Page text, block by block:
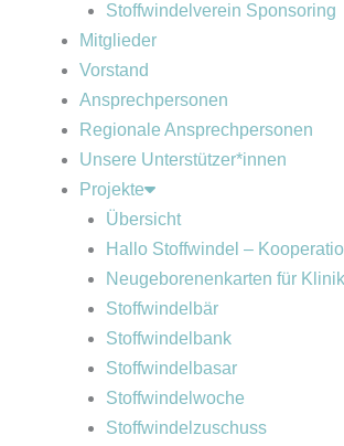
Stoffwindelverein Sponsoring
Mitglieder
Vorstand
Ansprechpersonen
Regionale Ansprechpersonen
Unsere Unterstützer*innen
Projekte
Übersicht
Hallo Stoffwindel –
Neugeborenenkarten für
Stoffwindelbär
Stoffwindelbank
Stoffwindelbasar
Stoffwindelwoche
Stoffwindelzuschuss